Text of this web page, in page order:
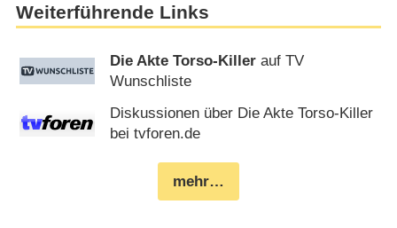
Weiterführende Links
Die Akte Torso-Killer auf TV
Wunschliste
Diskussionen über Die Akte Torso-Killer
bei tvforen.de
mehr…